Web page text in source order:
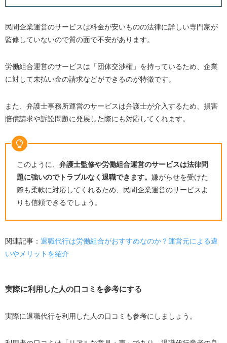
民間企業運営のサービスは料金が安いものの法律に詳しい専門家が
監修していないので質の面で不安があります。
労働組合運営のサービスは「団体交渉権」を持っているため、企業
に対して未払い金の請求などができるのが特徴です。
また、弁護士事務所運営のサービスは弁護士が介入するため、損害
賠償請求や訴訟問題に発展した際にも対応してくれます。
このように、 弁護士監修や労働組合運営のサービスは法律問
題に強いのでトラブルなく退職できます。 嫌がらせを受けた
際も柔軟に対応してくれるため、民間企業運営のサービスよ
りも信頼できるでしょう。
関連記事： 退職代行は労働組合がおすすめなのか？運営元による違
いやメリットを紹介
実際に利用した人の口コミを参考にする
実際に退職代行を利用した人の口コミも参考にしましょう。